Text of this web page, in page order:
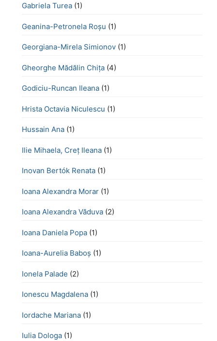
Gabriela Turea (1)
Geanina-Petronela Roșu (1)
Georgiana-Mirela Simionov (1)
Gheorghe Mădălin Chiţa (4)
Godiciu-Runcan Ileana (1)
Hrista Octavia Niculescu (1)
Hussain Ana (1)
Ilie Mihaela, Creț Ileana (1)
Inovan Bertók Renata (1)
Ioana Alexandra Morar (1)
Ioana Alexandra Văduva (2)
Ioana Daniela Popa (1)
Ioana-Aurelia Baboș (1)
Ionela Palade (2)
Ionescu Magdalena (1)
Iordache Mariana (1)
Iulia Dologa (1)